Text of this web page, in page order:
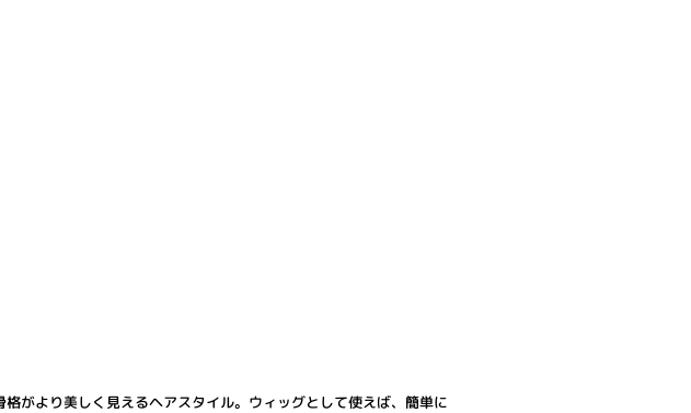
がより美しく見えるヘアスタイル。ウィッグとして使えば、簡単に